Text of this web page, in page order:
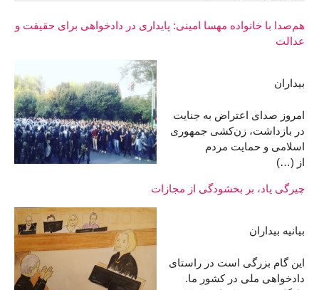
هم‌صدا با خانواده مهسا امینی: پایداری در دادخواهی برای حقیقت و
عدالت
بیداران
امروز صدای اعتراض به جنایت
در بازداشت، زن‌کشی جمهوری
اسلامی و حمایت مردم
از (…)
چیرگی یاد، بر بخشودگی از مجازات
بیانیه بیداران
این گام بزرگی است در راستای
دادخواهی ملی در کشور ما.